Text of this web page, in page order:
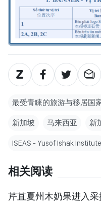
最受青睐的旅游与移居国
新加坡 马来西亚 新
ISEAS - Yusof Ishak Institute
相关阅读
芹苴夏州木奶果进入采